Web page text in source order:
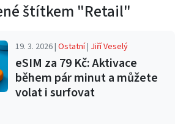
štítkem "Retail"
19. 3. 2026 |Ostatní| Jiří Veselý
eSIM za 79 Kč: Aktivace
během pár minut a můžete
volat i surfovat